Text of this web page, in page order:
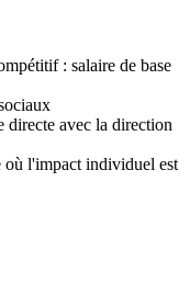
: salaire de base
directe avec la direction
où l'impact individuel est